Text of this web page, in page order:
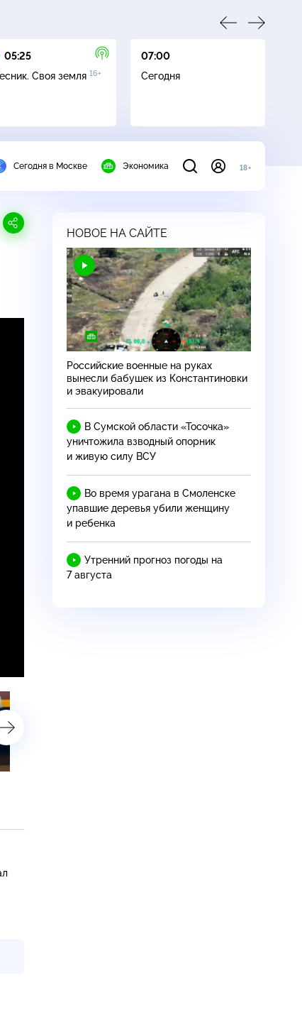
05:25
Своя земля 16+
07:00
Сегодня
Сегодня в Москве Экономика 18+
НОВОЕ НА САЙТЕ
Российские военные на руках
вынесли бабушек из Константиновки
и эвакуировали
В Сумской области «Тосочка»
уничтожила взводный опорник
и живую силу ВСУ
Во время урагана в Смоленске
упавшие деревья убили женщину
и ребенка
Утренний прогноз погоды на
7 августа